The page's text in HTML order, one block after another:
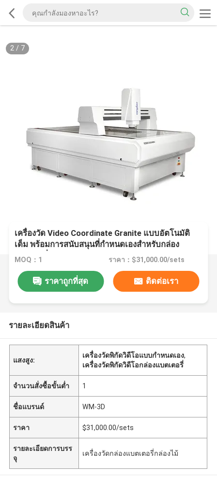
2/ 7
เครื่องวัด Video Coordinate Granite แบบอัตโนมัติ
เต็ม พร้อมการสนับสนุนที่กําหนดเองสําหรับกล่อง
แบตเตอรี่
MOQ：1 ราคา：$31,000.00/sets
ราคาถูกที่สุด ติดต่อเรา
รายละเอียดสินค้า
แสงสูง:
เครื่องวัดพิกัดวิดีโอแบบกำหนดเอง,
เครื่องวัดพิกัดวิดีโอกล่องแบตเตอรี่
จำนวนสั่งซื้อขั้นต่ำ 1
ชื่อแบรนด์ WM-3D
ราคา $31,000.00/sets
รายละเอียดการบรร
จุ
เครื่องวัดกล่องแบตเตอรี่กล่องไม้